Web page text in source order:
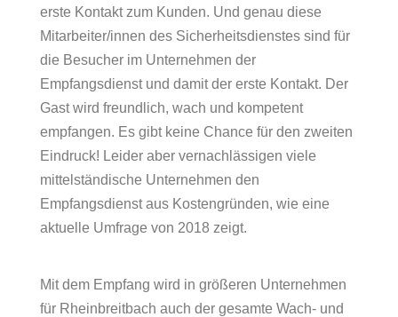
erste Kontakt zum Kunden. Und genau diese
Mitarbeiter/innen des Sicherheitsdienstes sind für
die Besucher im Unternehmen der
Empfangsdienst und damit der erste Kontakt. Der
Gast wird freundlich, wach und kompetent
empfangen. Es gibt keine Chance für den zweiten
Eindruck! Leider aber vernachlässigen viele
mittelständische Unternehmen den
Empfangsdienst aus Kostengründen, wie eine
aktuelle Umfrage von 2018 zeigt.
Mit dem Empfang wird in größeren Unternehmen
für Rheinbreitbach auch der gesamte Wach- und